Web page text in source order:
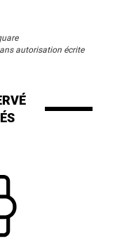
autorisation écrite